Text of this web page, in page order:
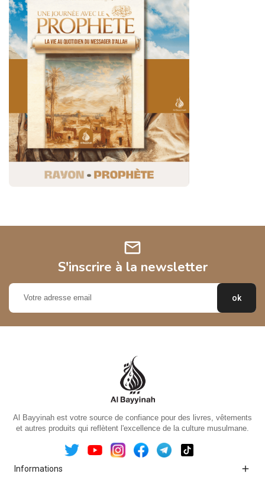
mail
S'inscrire à la newsletter
Al Bayyinah est votre source de confiance pour des livres, vêtements
et autres produits qui reflètent l'excellence de la culture musulmane.
Informations 